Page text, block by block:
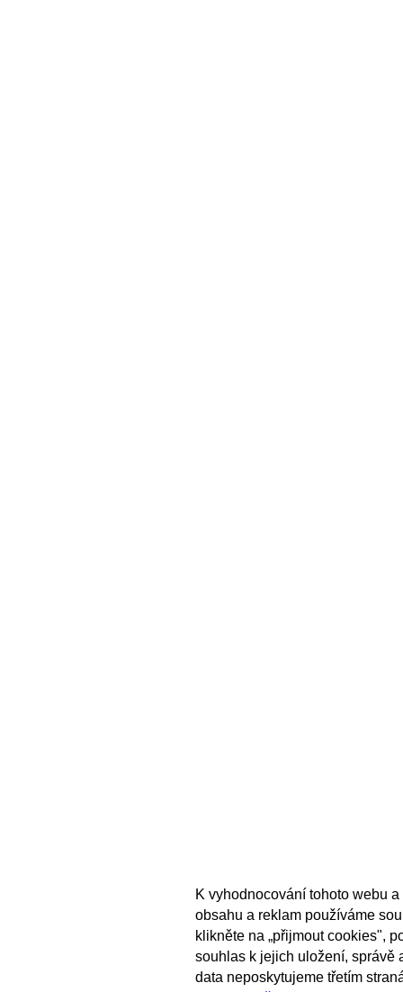
K vyhodnocování tohoto webu
obsahu a reklam používáme
klikněte na „přijmout cookies",
souhlas k jejich uložení, správě
data neposkytujeme třetím